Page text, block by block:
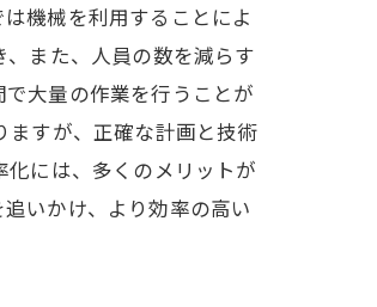
機械を利用することによ
また、人員の数を減らす
大量の作業を行うことが
ますが、正確な計画と技術
化には、多くのメリットが
いかけ、より効率の高い